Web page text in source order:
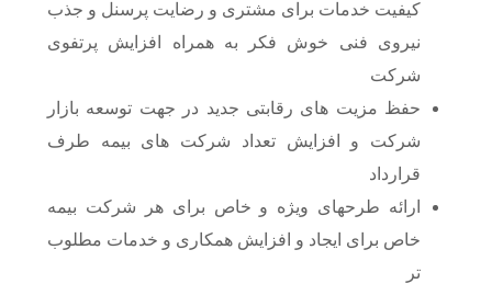
کیفیت خدمات برای مشتری و رضایت پرسنل و جذب
نیروی فنی خوش فکر به همراه افزایش پرتفوی
شرکت
حفظ مزیت های رقابتی جدید در جهت توسعه بازار
شرکت و افزایش تعداد شرکت های بیمه طرف
قرارداد
ارائه طرحهای ویژه و خاص برای هر شرکت بیمه
خاص برای ایجاد و افزایش همکاری و خدمات مطلوب
تر